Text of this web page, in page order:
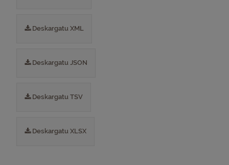
Deskargatu XML
Deskargatu JSON
Deskargatu TSV
Deskargatu XLSX